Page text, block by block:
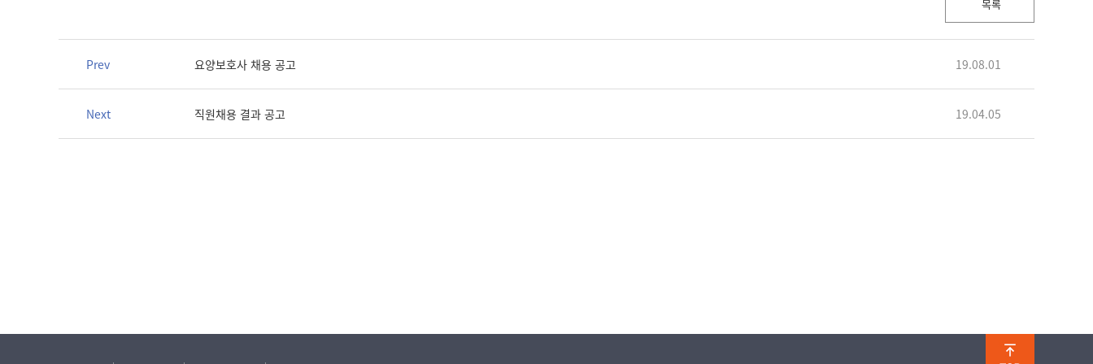
목록
Prev 요양보호사 채용 공고 19.08.01
Next 직원채용 결과 공고 19.04.05